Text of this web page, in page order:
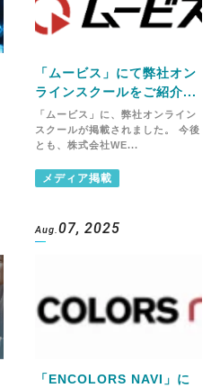
「ムービス」にて弊社オン
ラインスクールをご紹介...
「ムービス」に、弊社オンライン
スクールが掲載されました。 今後
とも、株式会社WE...
メディア掲載
Aug.07, 2025
「ENCOLORS NAVI」に